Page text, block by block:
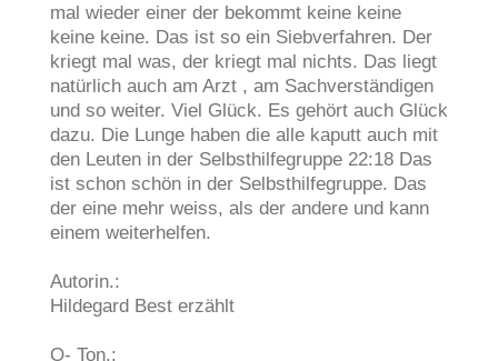
mal wieder einer der bekommt keine keine
keine keine. Das ist so ein Siebverfahren. Der
kriegt mal was, der kriegt mal nichts. Das liegt
natürlich auch am Arzt , am Sachverständigen
und so weiter. Viel Glück. Es gehört auch Glück
dazu. Die Lunge haben die alle kaputt auch mit
den Leuten in der Selbsthilfegruppe 22:18 Das
ist schon schön in der Selbsthilfegruppe. Das
der eine mehr weiss, als der andere und kann
einem weiterhelfen.
Autorin.:
Hildegard Best erzählt
O- Ton.: